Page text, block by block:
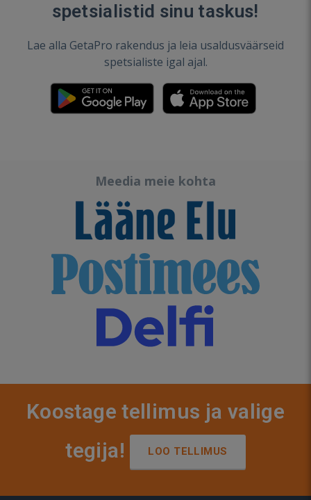
spetsialistid sinu taskus!
Lae alla GetaPro rakendus ja leia usaldusväärseid
spetsialiste igal ajal.
Meedia meie kohta
Koostage tellimus ja valige
tegija!
LOO TELLIMUS